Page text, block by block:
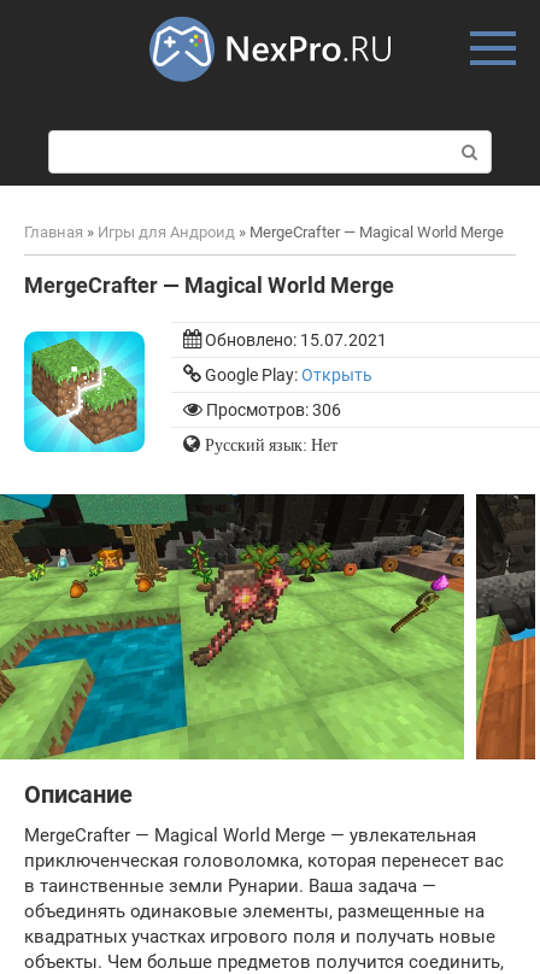
о
и
к
Главная » Игры для Андроид » MergeCrafter — Magical World Merge
MergeCrafter — Magical World Merge
Обновлено: 15.07.2021
Google Play:Открыть
Просмотров: 306
Русский язык: Нет
Описание
MergeCrafter — Magical World Merge — увлекательная
приключенческая головоломка, которая перенесет вас
в таинственные земли Рунарии. Ваша задача —
объединять одинаковые элементы, размещенные на
квадратных участках игрового поля и получать новые
объекты. Чем больше предметов получится соединить,